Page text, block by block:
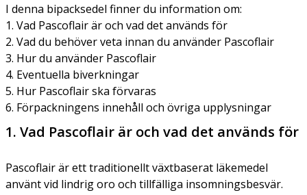
I denna bipacksedel finner du information om:
1. Vad Pascoflair är och vad det används för
2. Vad du behöver veta innan du använder Pascoflair
3. Hur du använder Pascoflair
4. Eventuella biverkningar
5. Hur Pascoflair ska förvaras
6. Förpackningens innehåll och övriga upplysningar
1. Vad Pascoflair är och vad det används för
Pascoflair är ett traditionellt växtbaserat läkemedel
använt vid lindrig oro och tillfälliga insomningsbesvär.